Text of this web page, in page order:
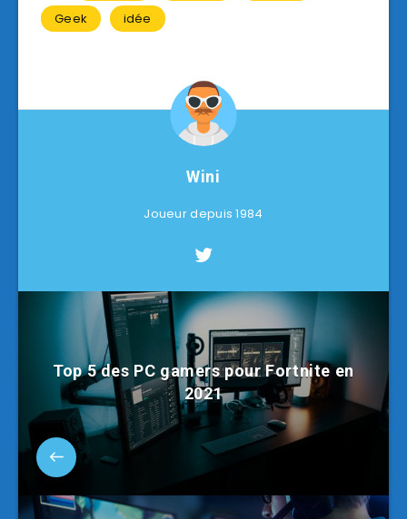
Geek
idée
Wini
Joueur depuis 1984
Top 5 des PC gamers pour Fortnite en
2021